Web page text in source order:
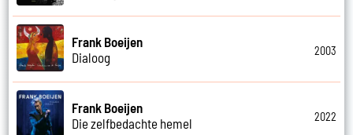
Frank Boeijen
Dialoog
2003
Frank Boeijen
Die zelfbedachte hemel
2022